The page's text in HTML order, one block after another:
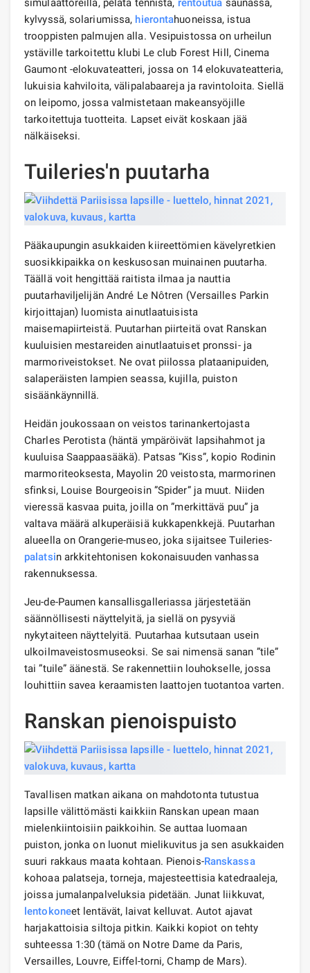
simulaattoreilla, pelata tennistä, rentoutua saunassa,
kylvyssä, solariumissa, hierontahuoneissa, istua
trooppisten palmujen alla. Vesipuistossa on urheilun
ystäville tarkoitettu klubi Le club Forest Hill, Cinema
Gaumont -elokuvateatteri, jossa on 14 elokuvateatteria,
lukuisia kahviloita, välipalabaareja ja ravintoloita. Siellä
on leipomo, jossa valmistetaan makeansyöjille
tarkoitettuja tuotteita. Lapset eivät koskaan jää
nälkäiseksi.
Tuileries'n puutarha
Pääkaupungin asukkaiden kiireettömien kävelyretkien
suosikkipaikka on keskusosan muinainen puutarha.
Täällä voit hengittää raitista ilmaa ja nauttia
puutarhaviljelijän André Le Nôtren (Versailles Parkin
kirjoittajan) luomista ainutlaatuisista
maisemapiirteistä. Puutarhan piirteitä ovat Ranskan
kuuluisien mestareiden ainutlaatuiset pronssi- ja
marmoriveistokset. Ne ovat piilossa plataanipuiden,
salaperäisten lampien seassa, kujilla, puiston
sisäänkäynnillä.
Heidän joukossaan on veistos tarinankertojasta
Charles Perotista (häntä ympäröivät lapsihahmot ja
kuuluisa Saappaasääkä). Patsas ”Kiss”, kopio Rodinin
marmoriteoksesta, Mayolin 20 veistosta, marmorinen
sfinksi, Louise Bourgeoisin ”Spider” ja muut. Niiden
vieressä kasvaa puita, joilla on ”merkittävä puu” ja
valtava määrä alkuperäisiä kukkapenkkejä. Puutarhan
alueella on Orangerie-museo, joka sijaitsee Tuileries-
palatsin arkkitehtonisen kokonaisuuden vanhassa
rakennuksessa.
Jeu-de-Paumen kansallisgalleriassa järjestetään
säännöllisesti näyttelyitä, ja siellä on pysyviä
nykytaiteen näyttelyitä. Puutarhaa kutsutaan usein
ulkoilmaveistosmuseoksi. Se sai nimensä sanan ”tile”
tai ”tuile” äänestä. Se rakennettiin louhokselle, jossa
louhittiin savea keraamisten laattojen tuotantoa varten.
Ranskan pienoispuisto
Tavallisen matkan aikana on mahdotonta tutustua
lapsille välittömästi kaikkiin Ranskan upean maan
mielenkiintoisiin paikkoihin. Se auttaa luomaan
puiston, jonka on luonut mielikuvitus ja sen asukkaiden
suuri rakkaus maata kohtaan. Pienois-Ranskassa
kohoaa palatseja, torneja, majesteettisia katedraaleja,
joissa jumalanpalveluksia pidetään. Junat liikkuvat,
lentokoneet lentävät, laivat kelluvat. Autot ajavat
harjakattoisia siltoja pitkin. Kaikki kopiot on tehty
suhteessa 1:30 (tämä on Notre Dame da Paris,
Versailles, Louvre, Eiffel-torni, Champ de Mars).